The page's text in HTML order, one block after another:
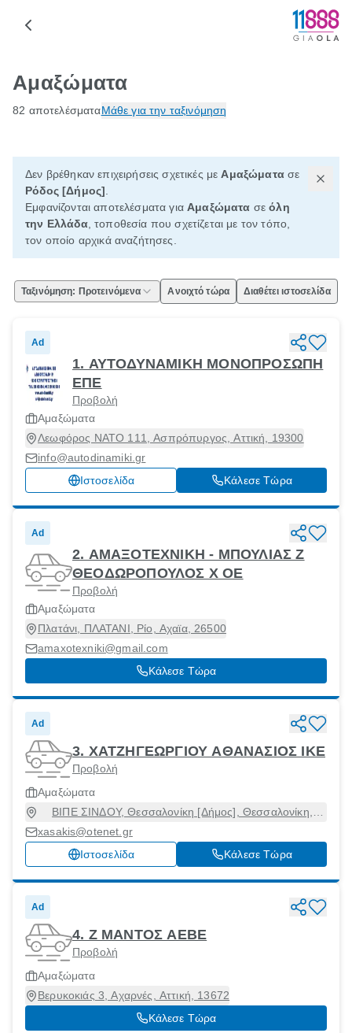
Αμαξώματα
82 αποτελέσματαΜάθε για την ταξινόμηση
Δεν βρέθηκαν επιχειρήσεις σχετικές με Αμαξώματα σε
Ρόδος [Δήμος]
Εμφανίζονται αποτελέσματα για Αμαξώματα σεόλη
την Ελλάδα, τοποθεσία που σχετίζεται με τον τόπο,
τον οποίο αρχικά αναζήτησες.
Ταξινόμηση: Προτεινόμενα Ανοιχτό τώρα Διαθέτει ιστοσελίδα
Ad
1. ΑΥΤΟΔΥΝΑΜΙΚΗ ΜΟΝΟΠΡΟΣΩΠΗ
ΕΠΕ
Προβολή
Αμαξώματα
Λεωφόρος ΝΑΤΟ 111, Ασπρόπυργος, Αττική, 19300
info@autodinamiki.gr
Ιστοσελίδα
Κάλεσε Τώρα
Ad
2. ΑΜΑΞΟΤΕΧΝΙΚΗ - ΜΠΟΥΛΙΑΣ Ζ
ΘΕΟΔΩΡΟΠΟΥΛΟΣ Χ ΟΕ
Προβολή
Αμαξώματα
Πλατάνι, ΠΛΑΤΑΝΙ, Ρίο, Αχαϊα, 26500
amaxotexniki@gmail.com
Κάλεσε Τώρα
Ad
3. ΧΑΤΖΗΓΕΩΡΓΙΟΥ ΑΘΑΝΑΣΙΟΣ ΙΚΕ
Προβολή
Αμαξώματα
ΒΙΠΕ ΣΙΝΔΟΥ, Θεσσαλονίκη [Δήμος], Θεσσαλονίκη,
xasakis@otenet.gr
Ιστοσελίδα
Κάλεσε Τώρα
Ad
4. Ζ ΜΑΝΤΟΣ ΑΕΒΕ
Προβολή
Αμαξώματα
Βερυκοκιάς 3, Αχαρνές, Αττική, 13672
Κάλεσε Τώρα